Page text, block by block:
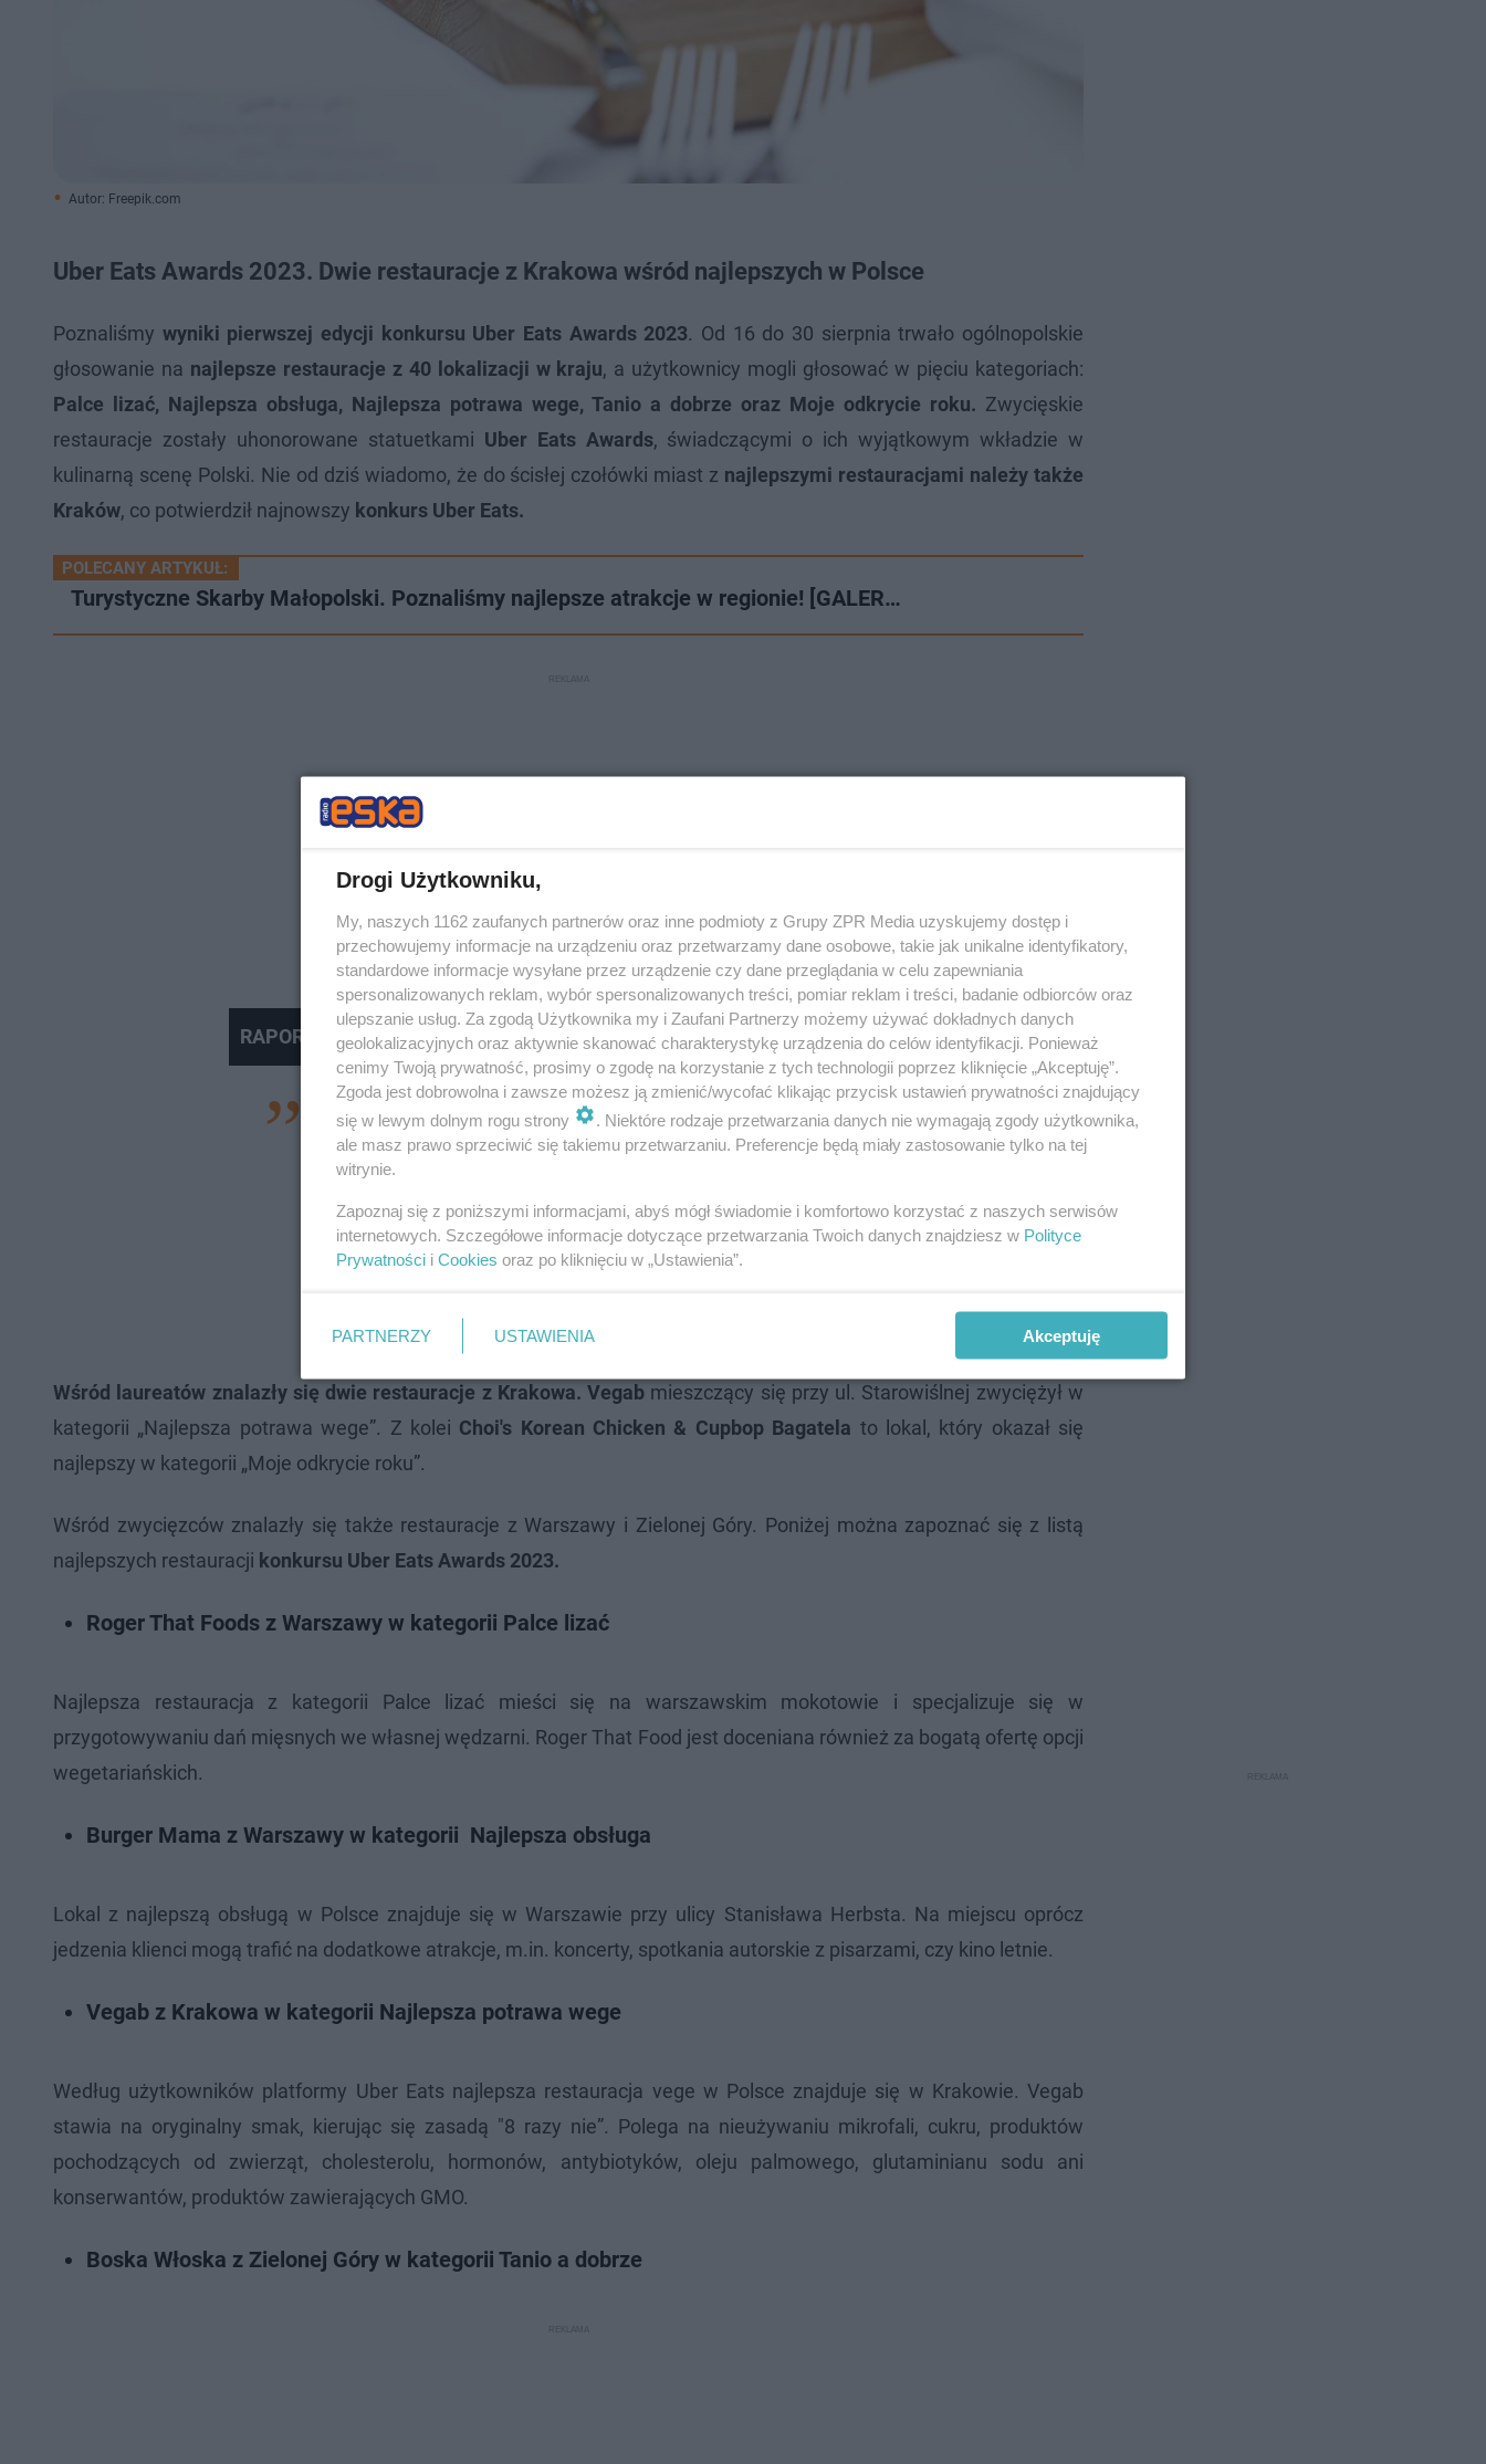
Autor: Freepik.com
Uber Eats Awards 2023. Dwie restauracje z Krakowa wśród najlepszych w Polsce
Poznaliśmy wyniki pierwszej edycji konkursu Uber Eats Awards 2023. Od 16 do 30 sierpnia trwało ogólnopolskie
głosowanie na najlepsze restauracje z 40 lokalizacji w kraju, a użytkownicy mogli głosować w pięciu kategoriach:
Palce lizać, Najlepsza obsługa, Najlepsza potrawa wege, Tanio a dobrze oraz Moje odkrycie roku. Zwycięskie
restauracje zostały uhonorowane statuetkami Uber Eats Awards, świadczącymi o ich wyjątkowym wkładzie w
kulinarną scenę Polski. Nie od dziś wiadomo, że do ścisłej czołówki miast z najlepszymi restauracjami należy także
Kraków, co potwierdził najnowszy konkurs Uber Eats.
POLECANY ARTYKUŁ:
Turystyczne Skarby Małopolski. Poznaliśmy najlepsze atrakcje w regionie! [GALER…
RAPORT - Łukasz Młyńczyk
Organizując Uber Eats Awards chcieliśmy oddać miejsce
użytkownikom platformy. Z jednej strony restauracjom by mogły
stanąć w szranki, a z drugiej zamawiającym, bo to ich zdanie na
końcu decyduje o sprzedaży. Konkurs cieszył się ogromnym
zainteresowaniem - każda restauracja mogła wziąć w nim
powiedział Michał Dubisz, General Manager Uber Eats.
Wśród laureatów znalazły się dwie restauracje z Krakowa. Vegab mieszczący się przy ul. Starowiślnej zwyciężył w
kategorii „Najlepsza potrawa wege”. Z kolei Choi's Korean Chicken & Cupbop Bagatela to lokal, który okazał się
najlepszy w kategorii „Moje odkrycie roku”.
Wśród zwycięzców znalazły się także restauracje z Warszawy i Zielonej Góry. Poniżej można zapoznać się z listą
najlepszych restauracji konkursu Uber Eats Awards 2023.
Roger That Foods z Warszawy w kategorii Palce lizać
Najlepsza restauracja z kategorii Palce lizać mieści się na warszawskim mokotowie i specjalizuje się w
przygotowywaniu dań mięsnych we własnej wędzarni. Roger That Food jest doceniana również za bogatą ofertę opcji
wegetariańskich.
Burger Mama z Warszawy w kategorii Najlepsza obsługa
Lokal z najlepszą obsługą w Polsce znajduje się w Warszawie przy ulicy Stanisława Herbsta. Na miejscu oprócz
jedzenia klienci mogą trafić na dodatkowe atrakcje, m.in. koncerty, spotkania autorskie z pisarzami, czy kino letnie.
Vegab z Krakowa w kategorii Najlepsza potrawa wege
Według użytkowników platformy Uber Eats najlepsza restauracja vege w Polsce znajduje się w Krakowie. Vegab
stawia na oryginalny smak, kierując się zasadą "8 razy nie”. Polega na nieużywaniu mikrofali, cukru, produktów
pochodzących od zwierząt, cholesterolu, hormonów, antybiotyków, oleju palmowego, glutaminianu sodu ani
konserwantów, produktów zawierających GMO.
Boska Włoska z Zielonej Góry w kategorii Tanio a dobrze
Drogi Użytkowniku,
My, naszych 1162 zaufanych partnerów oraz inne podmioty z Grupy ZPR Media uzyskujemy dostęp i
przechowujemy informacje na urządzeniu oraz przetwarzamy dane osobowe, takie jak unikalne identyfikatory,
standardowe informacje wysyłane przez urządzenie czy dane przeglądania w celu zapewniania
spersonalizowanych reklam, wybór spersonalizowanych treści, pomiar reklam i treści, badanie odbiorców oraz
ulepszanie usług. Za zgodą Użytkownika my i Zaufani Partnerzy możemy używać dokładnych danych
geolokalizacyjnych oraz aktywnie skanować charakterystykę urządzenia do celów identyfikacji. Ponieważ
cenimy Twoją prywatność, prosimy o zgodę na korzystanie z tych technologii poprzez kliknięcie „Akceptuję”.
Zgoda jest dobrowolna i zawsze możesz ją zmienić/wycofać klikając przycisk ustawień prywatności znajdujący
się w lewym dolnym rogu strony
. Niektóre rodzaje przetwarzania danych nie wymagają zgody użytkownika,
ale masz prawo sprzeciwić się takiemu przetwarzaniu. Preferencje będą miały zastosowanie tylko na tej
witrynie.
Zapoznaj się z poniższymi informacjami, abyś mógł świadomie i komfortowo korzystać z naszych serwisów
internetowych. Szczegółowe informacje dotyczące przetwarzania Twoich danych znajdziesz w Polityce
Prywatności i Cookies oraz po kliknięciu w „Ustawienia”.
PARTNERZY USTAWIENIA Akceptuję